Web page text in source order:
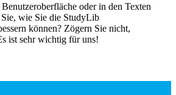
oder in den Texten
wie Sie die StudyLib
können? Zögern Sie nicht,
ist sehr wichtig für uns!